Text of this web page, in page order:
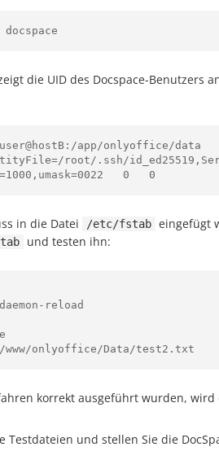
die UID des Docspace-Benutzers
app/onlyoffice/
root/.ssh/
0   0
in die Datei /etc/fstab eingefügt
und testen ihn:
reload
korrekt ausgeführt wurden, wird
Testdateien und stellen Sie die